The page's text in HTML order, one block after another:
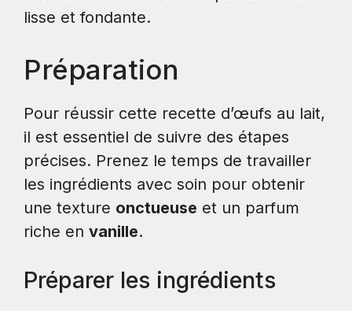
lisse et fondante.
Préparation
Pour réussir cette recette d’œufs au lait,
il est essentiel de suivre des étapes
précises. Prenez le temps de travailler
les ingrédients avec soin pour obtenir
une texture onctueuse et un parfum
riche en vanille.
Préparer les ingrédients